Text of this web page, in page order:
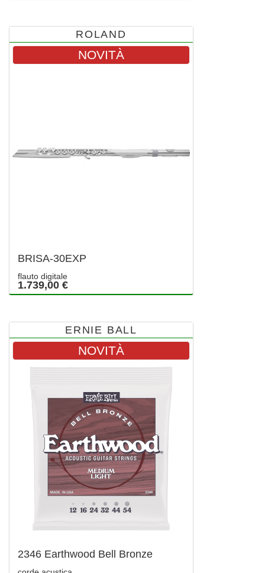
ROLAND
NOVITÀ
BRISA-30EXP
flauto digitale
1.739,00 €
ERNIE BALL
NOVITÀ
2346 Earthwood Bell Bronze